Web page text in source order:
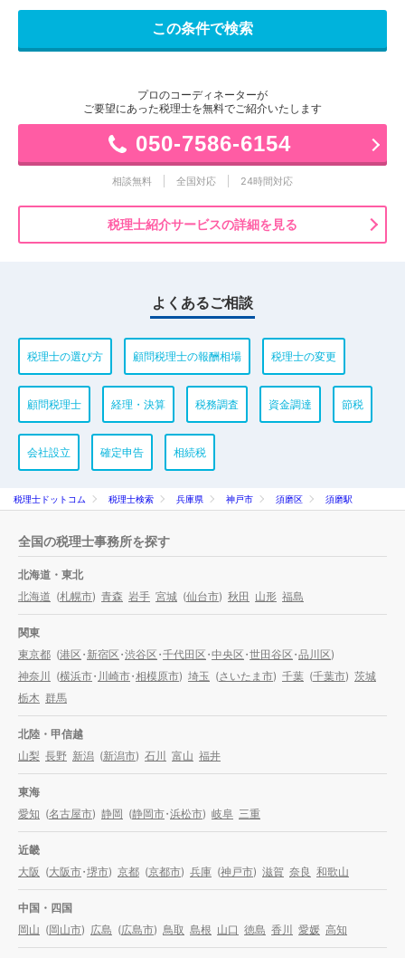
プロのコーディネーターが
ご要望にあった税理士を無料でご紹介いたします
050-7586-6154
相談無料 全国対応 24時間対応
税理士紹介サービスの詳細を見る
よくあるご相談
税理士の選び方 顧問税理士の報酬相場 税理士の変更
顧問税理士 経理・決算 税務調査 資金調達 節税
会社設立 確定申告 相続税
税理士ドットコム 税理士検索 兵庫県 神戸市 須磨区 須磨駅
全国の税理士事務所を探す
北海道・東北
北海道 (札幌市) 青森 岩手 宮城 (仙台市) 秋田 山形 福島
関東
東京都 (港区・新宿区・渋谷区・千代田区・中央区・世田谷区・品川区)
神奈川
(横浜市・川崎市・相模原市) 埼玉 (さいたま市) 千葉 (千葉市) 茨城
栃木 群馬
北陸・甲信越
山梨 長野 新潟 (新潟市) 石川 富山 福井
東海
愛知 (名古屋市) 静岡 (静岡市・浜松市) 岐阜 三重
近畿
大阪 (大阪市・堺市) 京都 (京都市) 兵庫 (神戸市) 滋賀 奈良 和歌山
中国・四国
岡山 (岡山市) 広島 (広島市) 鳥取 島根 山口 徳島 香川 愛媛 高知